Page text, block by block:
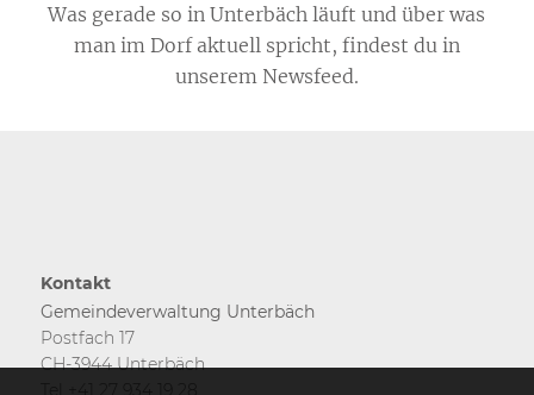
Was gerade so in Unterbäch läuft und über was
man im Dorf aktuell spricht, findest du in
unserem Newsfeed.
Kontakt
Gemeindeverwaltung Unterbäch
Postfach 17
CH-3944 Unterbäch